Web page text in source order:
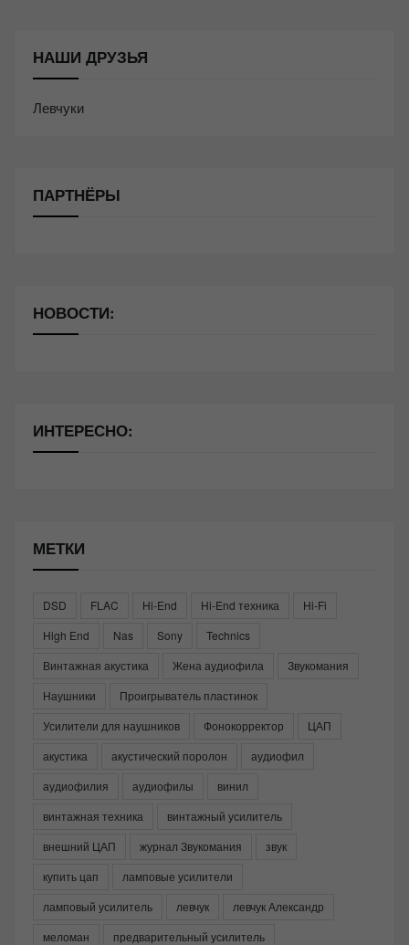
НАШИ ДРУЗЬЯ
Левчуки
ПАРТНЁРЫ
НОВОСТИ:
ИНТЕРЕСНО:
МЕТКИ
DSD FLAC Hi-End Hi-End техника
Hi-Fi
High End
Nas Sony
Technics
Винтажная акустика
Жена аудиофила
Звукомания
Наушники
Проигрыватель пластинок
Усилители для наушников
Фонокорректор
ЦАП
акустика
акустический поролон
аудиофил
аудиофилия
аудиофилы
винил
винтажная техника
винтажный усилитель
внешний ЦАП
журнал Звукомания
звук
купить цап
ламповые усилители
ламповый усилитель
левчук
левчук Александр
меломан
предварительный усилитель